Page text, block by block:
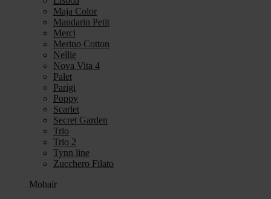
Maja Color
Mandarin Petit
Merci
Merino Cotton
Nellie
Nova Vita 4
Palet
Parigi
Poppy
Scarlet
Secret Garden
Trio
Trio 2
Tynn line
Zucchero Filato
Mohair